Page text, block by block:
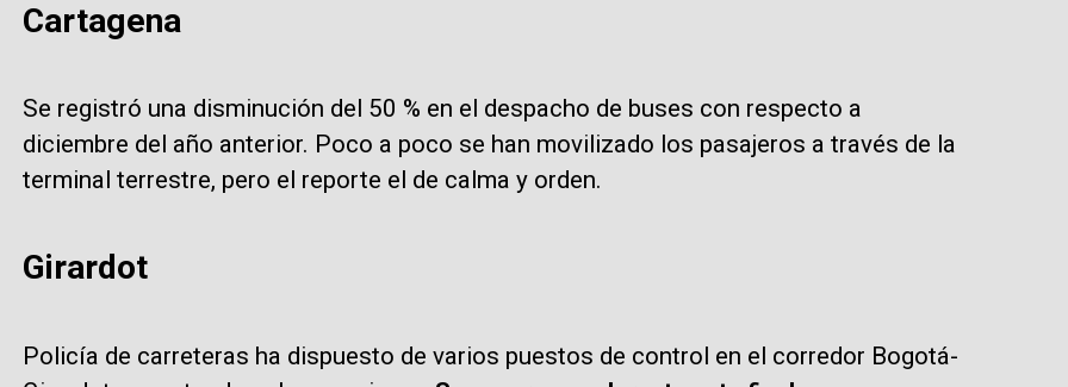
Cartagena
Se registró una disminución del 50 % en el despacho de buses con respecto a
diciembre del año anterior. Poco a poco se han movilizado los pasajeros a través de la
terminal terrestre, pero el reporte el de calma y orden.
Girardot
Policía de carreteras ha dispuesto de varios puestos de control en el corredor Bogotá-